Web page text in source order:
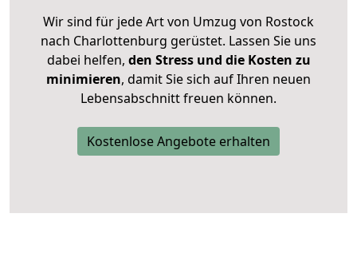
Wir sind für jede Art von Umzug von Rostock
nach Charlottenburg gerüstet. Lassen Sie uns
dabei helfen, den Stress und die Kosten zu
minimieren, damit Sie sich auf Ihren neuen
Lebensabschnitt freuen können.
Kostenlose Angebote erhalten